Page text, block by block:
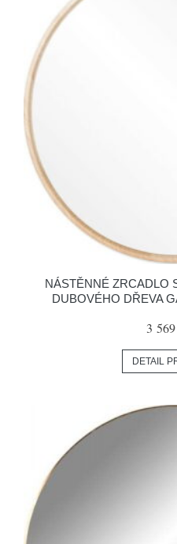
NÁSTĚNNÉ ZRCADLO
DUBOVÉHO DŘEVA
3
DETAIL